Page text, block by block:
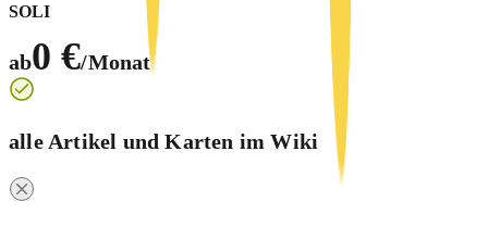
SOLI
ab0 €/Monat
alle Artikel und Karten im Wiki